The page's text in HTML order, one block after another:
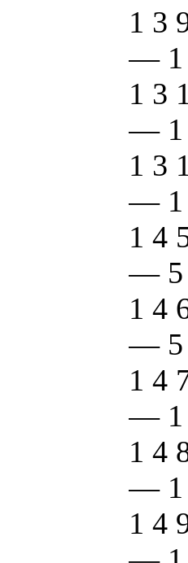
1 3
— 1
1 3
— 1
1 3
— 1
1 4
— 5
1 4
— 5
1 4
— 1
1 4
— 1
1 4